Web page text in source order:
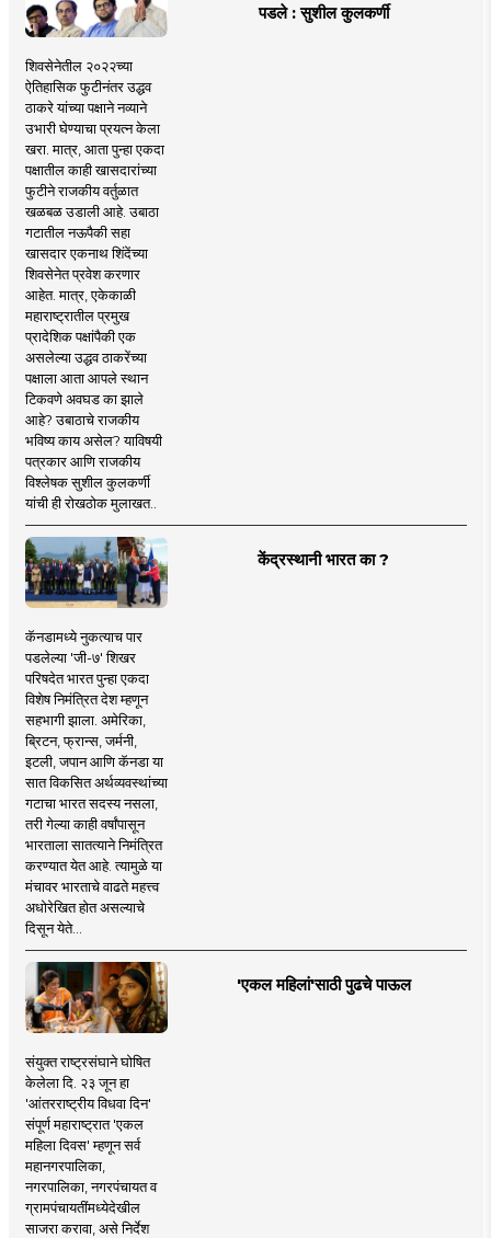
पडले : सुशील कुलकर्णी
शिवसेनेतील २०२२च्या
ऐतिहासिक फुटीनंतर उद्धव
ठाकरे यांच्या पक्षाने नव्याने
उभारी घेण्याचा प्रयत्न केला
खरा. मात्र, आता पुन्हा एकदा
पक्षातील काही खासदारांच्या
फुटीने राजकीय वर्तुळात
खळबळ उडाली आहे. उबाठा
गटातील नऊपैकी सहा
खासदार एकनाथ शिंदेंच्या
शिवसेनेत प्रवेश करणार
आहेत. मात्र, एकेकाळी
महाराष्ट्रातील प्रमुख
प्रादेशिक पक्षांपैकी एक
असलेल्या उद्धव ठाकरेंच्या
पक्षाला आता आपले स्थान
टिकवणे अवघड का झाले
आहे? उबाठाचे राजकीय
भविष्य काय असेल? याविषयी
पत्रकार आणि राजकीय
विश्लेषक सुशील कुलकर्णी
यांची ही रोखठोक मुलाखत..
केंद्रस्थानी भारत का ?
कॅनडामध्ये नुकत्याच पार
पडलेल्या 'जी-७' शिखर
परिषदेत भारत पुन्हा एकदा
विशेष निमंत्रित देश म्हणून
सहभागी झाला. अमेरिका,
ब्रिटन, फ्रान्स, जर्मनी,
इटली, जपान आणि कॅनडा या
सात विकसित अर्थव्यवस्थांच्या
गटाचा भारत सदस्य नसला,
तरी गेल्या काही वर्षांपासून
भारताला सातत्याने निमंत्रित
करण्यात येत आहे. त्यामुळे या
मंचावर भारताचे वाढते महत्त्व
अधोरेखित होत असल्याचे
दिसून येते...
'एकल महिलां'साठी पुढचे पाऊल
संयुक्त राष्ट्रसंघाने घोषित
केलेला दि. २३ जून हा
'आंतरराष्ट्रीय विधवा दिन'
संपूर्ण महाराष्ट्रात 'एकल
महिला दिवस' म्हणून सर्व
महानगरपालिका,
नगरपालिका, नगरपंचायत व
ग्रामपंचायतींमध्येदेखील
साजरा करावा, असे निर्देश